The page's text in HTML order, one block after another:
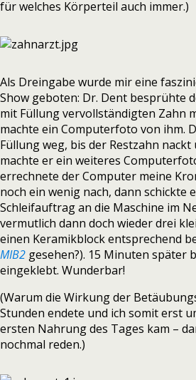
für welches Körperteil auch immer.)
Als Dreingabe wurde mir eine
Show geboten: Dr. Dent besprühte
mit Füllung vervollständigten Zahn
machte ein Computerfoto von ihm.
Füllung weg, bis der Restzahn
machte er ein weiteres
errechnete der Computer meine
noch ein wenig nach, dann schickte
Schleifauftrag an die Maschine im
vermutlich dann doch wieder drei
einen Keramikblock entsprechend
MIB2 gesehen?). 15 Minuten später
eingeklebt. Wunderbar!
(Warum die Wirkung der
Stunden endete und ich somit erst
ersten Nahrung des Tages kam –
nochmal reden.)